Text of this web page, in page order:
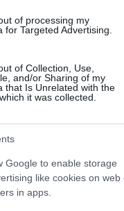
of processing my
for Targeted Advertising.
of Collection, Use,
and/or Sharing of my
that Is Unrelated with the
it was collected.
Google to enable storage
like cookies on web
in apps.
της υπόθεσης
το μεσημέρι
στην παραλία
σε σακούλα.
αμέσως τις
Νάξου, να
Όπως έγινε